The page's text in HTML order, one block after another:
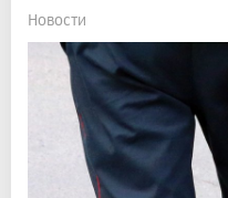
Новости